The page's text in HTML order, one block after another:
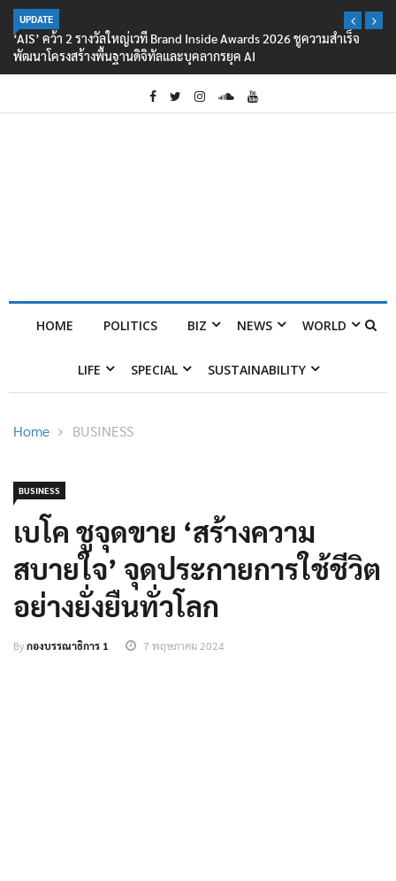
UPDATE
‘AIS’ คว้า 2 รางวัลใหญ่เวที Brand Inside Awards 2026 ชูความสำเร็จ
พัฒนาโครงสร้างพื้นฐานดิจิทัลและบุคลากรยุค AI
HOME POLITICS BIZ NEWS WORLD
LIFE SPECIAL SUSTAINABILITY
Home BUSINESS
BUSINESS
เบโค ชูจุดขาย ‘สร้างความ
สบายใจ’ จุดประกายการใช้ชีวิต
อย่างยั่งยืนทั่วโลก
Byกองบรรณาธิการ 1 7 พฤษภาคม 2024